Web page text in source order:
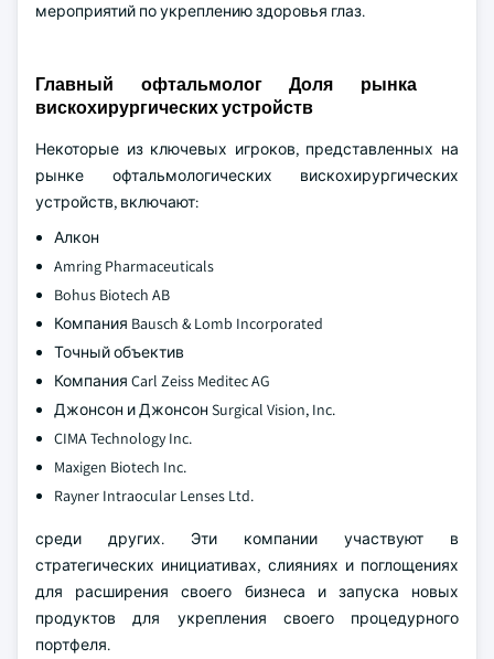
мероприятий по укреплению здоровья глаз.
Главный офтальмолог Доля рынка
вискохирургических устройств
Некоторые из ключевых игроков, представленных на
рынке офтальмологических вискохирургических
устройств, включают:
Алкон
Amring Pharmaceuticals
Bohus Biotech AB
Компания Bausch & Lomb Incorporated
Точный объектив
Компания Carl Zeiss Meditec AG
Джонсон и Джонсон Surgical Vision, Inc.
CIMA Technology Inc.
Maxigen Biotech Inc.
Rayner Intraocular Lenses Ltd.
среди других. Эти компании участвуют в
стратегических инициативах, слияниях и поглощениях
для расширения своего бизнеса и запуска новых
продуктов для укрепления своего процедурного
портфеля.